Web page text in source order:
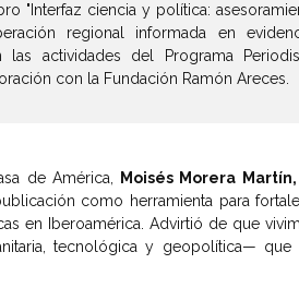
"Interfaz ciencia y política:
regional informada en
actividades del Programa
con la Fundación Ramón Areces.
de América, Moisés Morera Martín,
como herramienta para
en Iberoamérica. Advirtió de que
tecnológica y geopolítica— que